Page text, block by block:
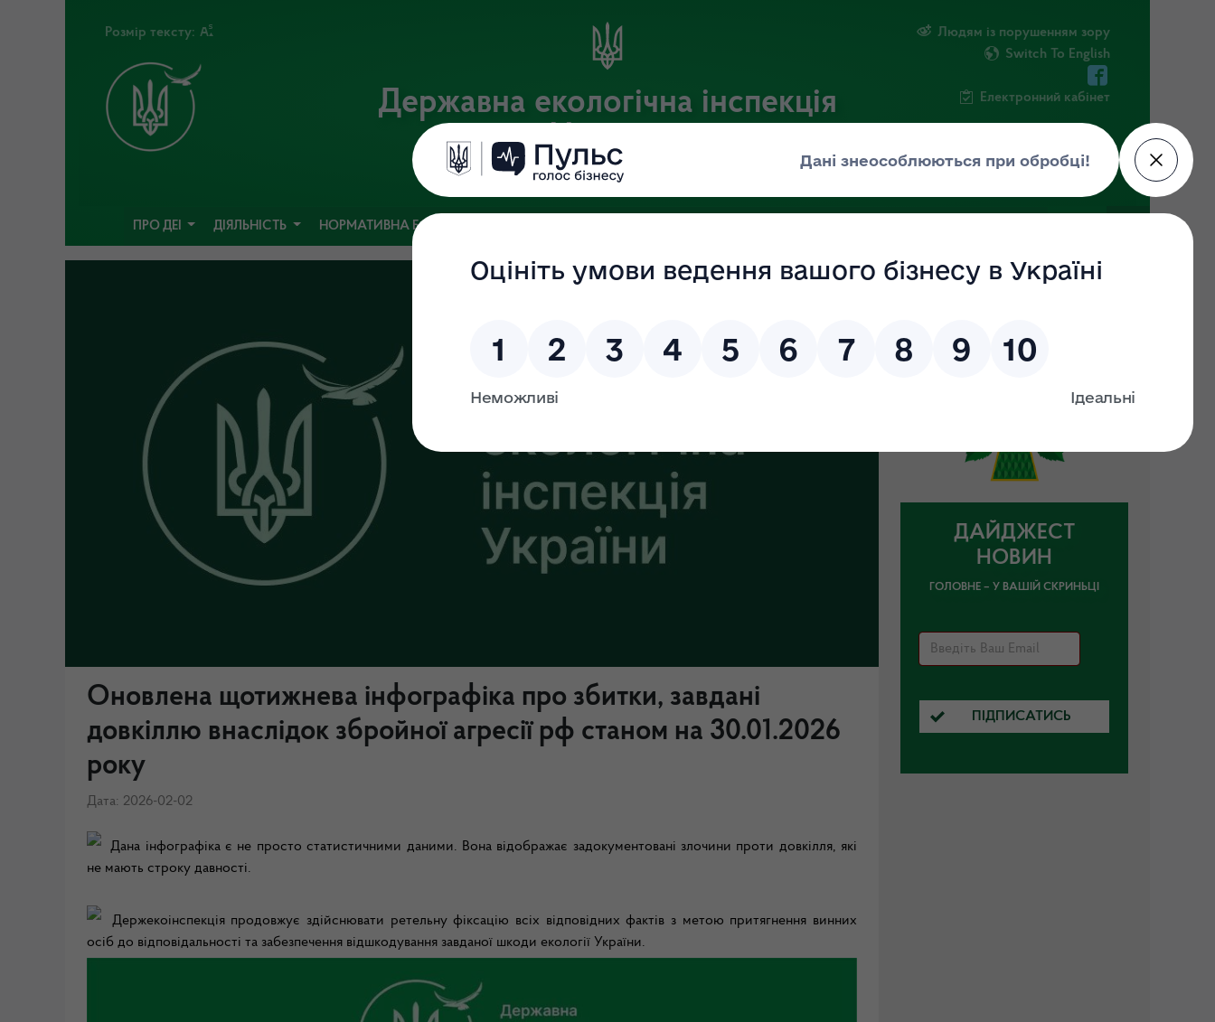
Розмір тексту:
Державна екологічна інспекція
України
Офіційний веб-портал Державної екологічної інспекції України
Людям із порушенням зору
Switch To English
Електронний кабінет
ПРО ДЕІ ДІЯЛЬНІСТЬ НОРМАТИВНА БАЗА
Оновлена щотижнева інфографіка про збитки, завдані
довкіллю внаслідок збройної агресії рф станом на 30.01.2026
року
Дата: 2026-02-02
Дана інфографіка є не просто статистичними даними. Вона відображає задокументовані злочини проти довкілля, які
не мають строку давності.
Держекоінспекція продовжує здійснювати ретельну фіксацію всіх відповідних фактів з метою притягнення винних
осіб до відповідальності та забезпечення відшкодування завданої шкоди екології України.
ДАЙДЖЕСТ
НОВИН
ГОЛОВНЕ – У ВАШІЙ СКРИНЬЦІ
ПІДПИСАТИСЬ